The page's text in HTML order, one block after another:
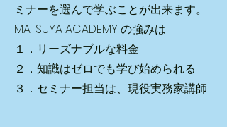
ミナーを選んで学ぶことが出来ます。
MATSUYA ACADEMY の強みは
１．リーズナブルな料金
２．知識はゼロでも学び始められる
​３．セミナー担当は、現役実務家講師